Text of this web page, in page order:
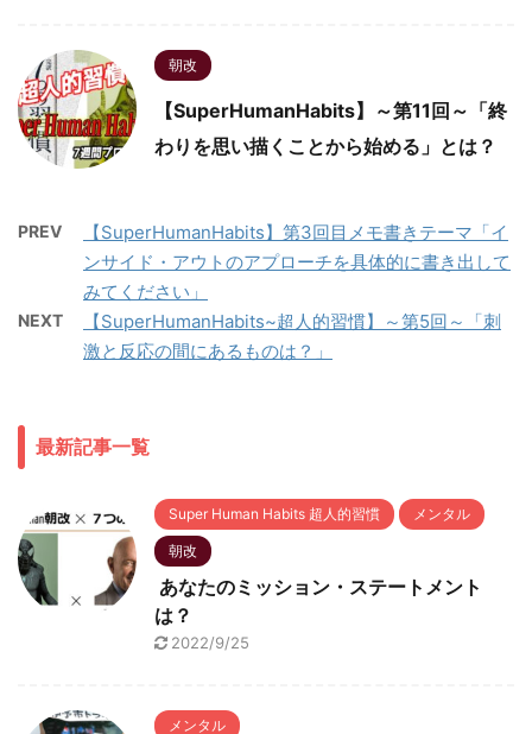
朝改
【SuperHumanHabits】～第11回～「終
わりを思い描くことから始める」とは？
PREV
【SuperHumanHabits】第3回目メモ書きテーマ「イ
ンサイド・アウトのアプローチを具体的に書き出して
みてください」
NEXT
【SuperHumanHabits~超人的習慣】～第5回～「刺
激と反応の間にあるものは？」
最新記事一覧
Super Human Habits 超人的習慣 メンタル
朝改
あなたのミッション・ステートメント
は？
2022/9/25
メンタル